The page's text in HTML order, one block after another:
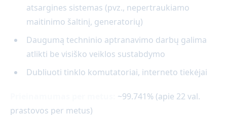
atsargines sistemas (pvz., nepertraukiamo
maitinimo šaltinį, generatorių)
Daugumą techninio aptranavimo darbų galima
atlikti be visiško veiklos sustabdymo
Dubliuoti tinklo komutatoriai, interneto tiekėjai
~99.741% (apie 22 val.
prastovos per metus)